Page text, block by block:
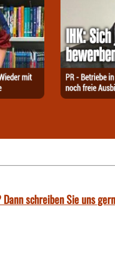
schreiben Sie uns